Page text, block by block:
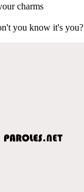
charms
you know it's you?